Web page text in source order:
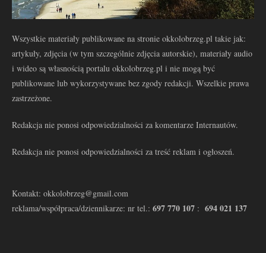
Wszystkie materiały publikowane na stronie okkolobrzeg.pl takie jak:
artykuły, zdjęcia (w tym szczególnie zdjęcia autorskie), materiały audio
i wideo są własnością portalu okkolobrzeg.pl i nie mogą być
publikowane lub wykorzystywane bez zgody redakcji. Wszelkie prawa
zastrzeżone.
Redakcja nie ponosi odpowiedzialności za komentarze Internautów.
Redakcja nie ponosi odpowiedzialności za treść reklam i ogłoszeń.
Kontakt: okkolobrzeg@gmail.com
reklama/współpraca/dziennikarze: nr tel.: 697 770 107 : 694 021 137